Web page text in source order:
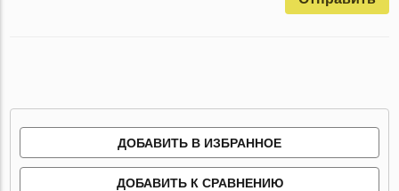
ДОБАВИТЬ В ИЗБРАННОЕ
ДОБАВИТЬ К СРАВНЕНИЮ